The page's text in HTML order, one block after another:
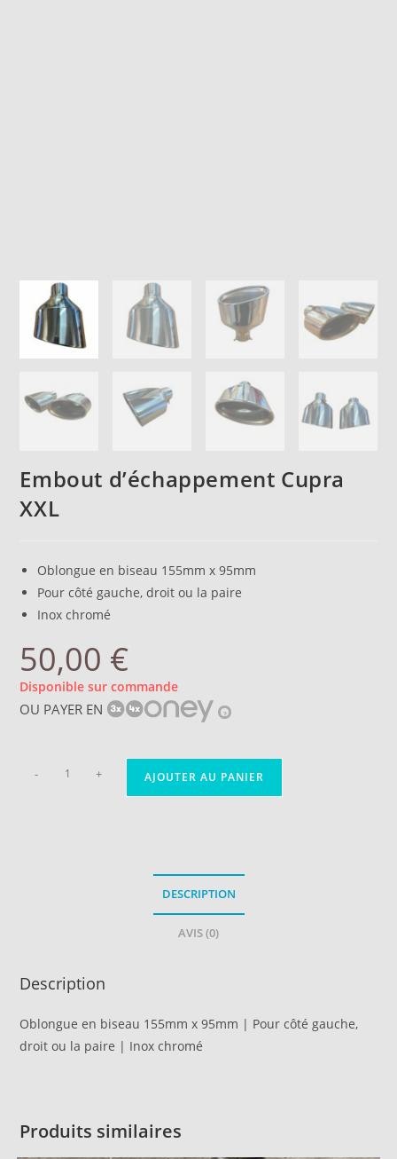
Embout d’échappement Cupra
XXL
Oblongue en biseau 155mm x 95mm
Pour côté gauche, droit ou la paire
Inox chromé
50,00 €
Disponible sur commande
OU PAYER EN ?
- + AJOUTER AU PANIER
DESCRIPTION
AVIS (0)
Description
Oblongue en biseau 155mm x 95mm | Pour côté gauche,
droit ou la paire | Inox chromé
Produits similaires